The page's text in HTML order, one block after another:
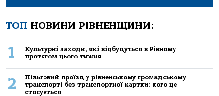
ТОП НОВИНИ РІВНЕНЩИНИ:
1
Культурні заходи, які відбудуться в Рівному
протягом цього тижня
2
Пільговий проїзд у рівненському громадському
транспорті без транспортної картки: кого це
стосується